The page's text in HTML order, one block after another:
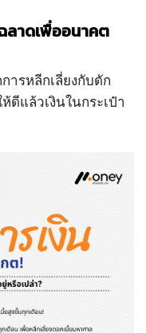
ลาดเพื่ออนาคต
ารหลีกเลี่ยงกับดัก
ดีแล้วเงินในกระเป๋า